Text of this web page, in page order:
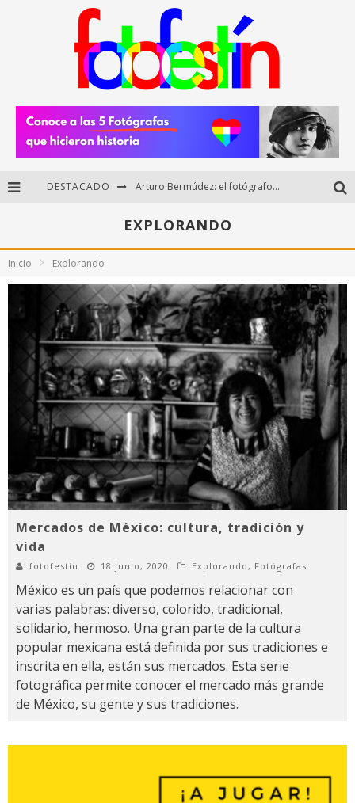
DESTACADO Arturo Bermúdez: el fotógrafo mexicano que brilló en los Premios HUAWEI XMAGE 2025
Di Martini: fotografía boudoir y empoderamiento femenino
Fotógrafos mexicanos de Postal 5.6 brillan como finalistas del Concurso Nacional de Fotografía Cuartoscuro 2026
EXPLORANDO
Inicio Explorando
Mercados de México: cultura, tradición y
vida
fotofestín 18 junio, 2020 Explorando, Fotógrafas
México es un país que podemos relacionar con
varias palabras: diverso, colorido, tradicional,
solidario, hermoso. Una gran parte de la cultura
popular mexicana está definida por sus tradiciones e
inscrita en ella, están sus mercados. Esta serie
fotográfica permite conocer el mercado más grande
de México, su gente y sus tradiciones.